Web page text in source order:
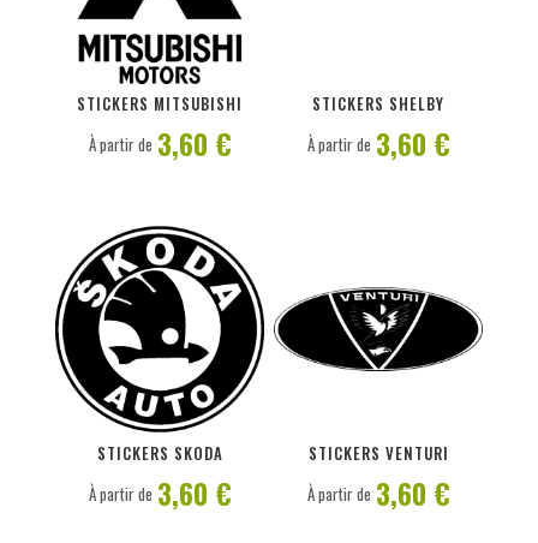
STICKERS MITSUBISHI
PERSONNALISER
À partir de 3,60 €
STICKERS SHELBY
À partir de 3,60 €
STICKERS SKODA
PERSONNALISER
À partir de 3,60 €
STICKERS VENTURI
À partir de 3,60 €